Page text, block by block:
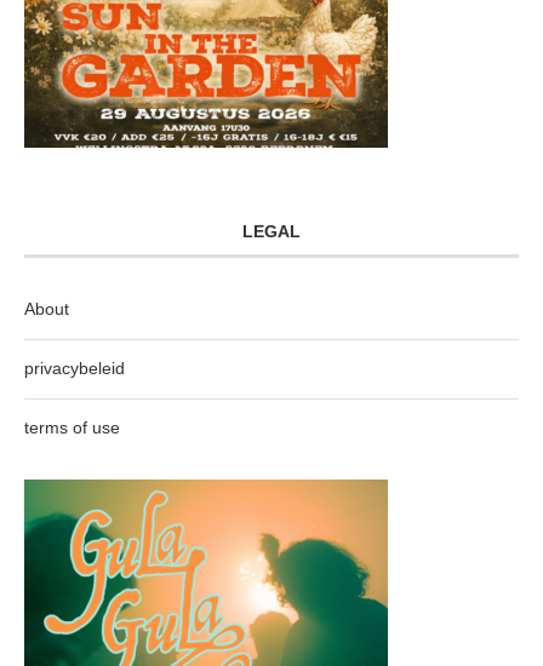
LEGAL
About
privacybeleid
terms of use